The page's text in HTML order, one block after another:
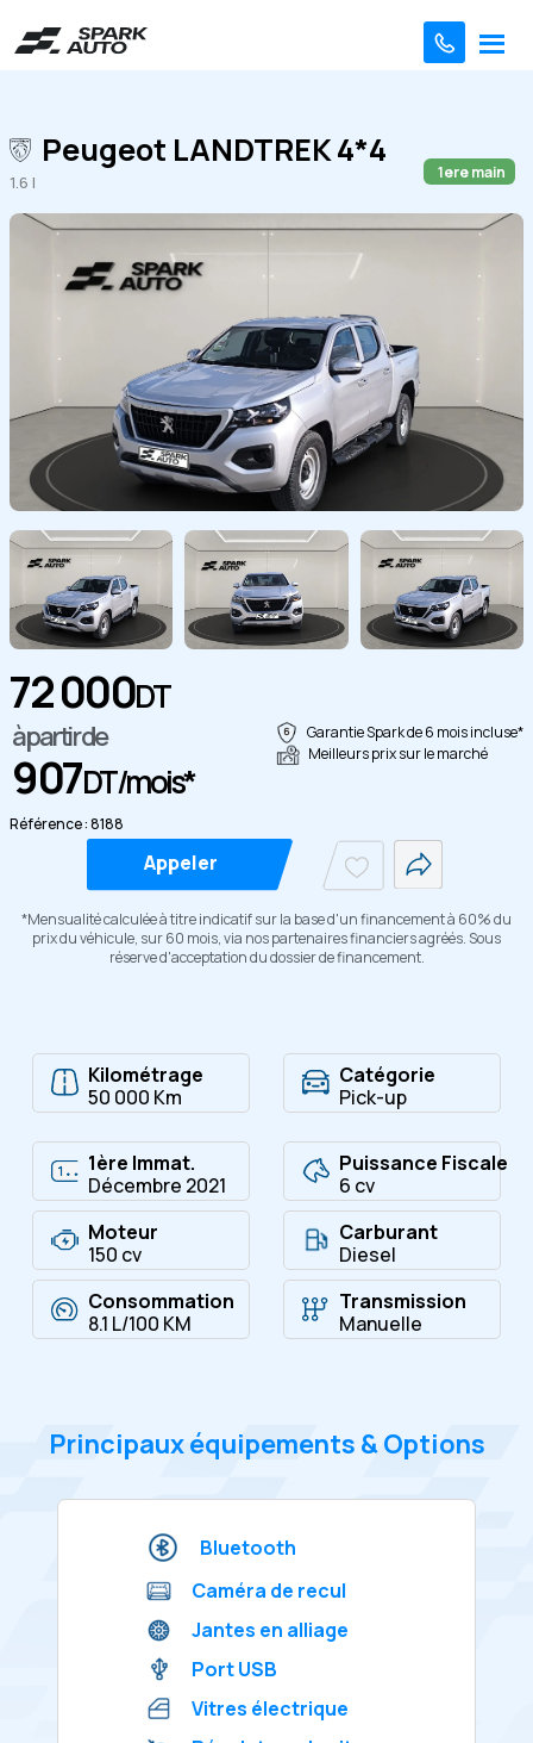
Peugeot LANDTREK 4*4
1.6 l 1ere main
72 000DT
à partir de
907DT/mois*
Référence : 8188
Garantie Spark de 6 mois incluse*
Meilleurs prix sur le marché
Appeler
*Mensualité calculée à titre indicatif sur la base d'un financement à 60% du
prix du véhicule, sur 60 mois, via nos partenaires financiers agréés. Sous
réserve d'acceptation du dossier de financement.
Kilométrage
50 000 Km
Catégorie
Pick-up
1ère Immat.
Décembre 2021
Puissance Fiscale
6 cv
Moteur
150 cv
Carburant
Diesel
Consommation
8.1 L/100 KM
Transmission
Manuelle
Principaux équipements & Options
Bluetooth
Caméra de recul
Jantes en alliage
Port USB
Vitres électrique
Copier